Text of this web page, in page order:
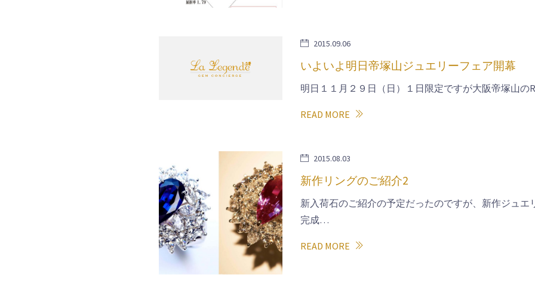
2015.09.06
いよいよ明日帝塚山ジュエリーフェア開幕
明日１１月２９日（日）１日限定ですが大阪帝塚山の
READ MORE
2015.08.03
新作リングのご紹介2
新入荷石のご紹介の予定だったのですが、新作ジュエ
完成…
READ MORE